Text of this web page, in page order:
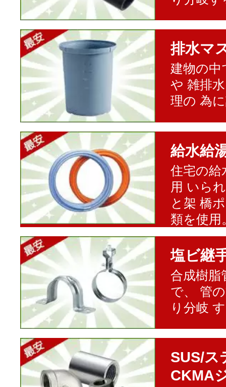
排水マ
建物の中
や 雑排
理の 為
給水給
住宅の給
用 いら
と架 橋
類を使用
塩ビ継
合成樹脂
で、 管
り分岐
SUS/ス
CKMA